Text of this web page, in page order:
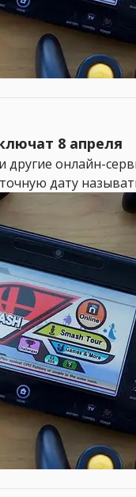
8 апреля
онлайн-
дату